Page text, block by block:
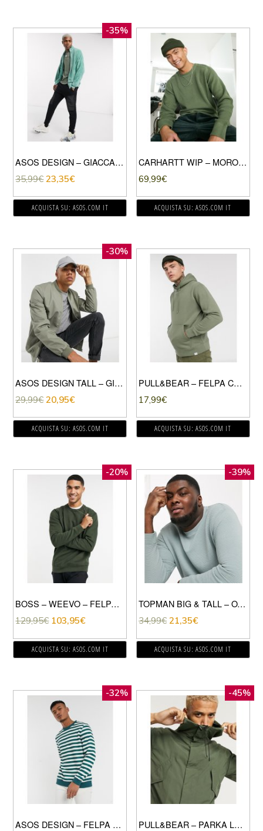
-35%
ASOS DESIGN – GIACCA SPORTIVA OVERSIZE IN PILE EFFETTO PELUCHE VERDE MEDIO
35,99€ 23,35€
ACQUISTA SU: ASOS.COM IT
CARHARTT WIP – MOROSS – FELPA VERDE DOLLARO
69,99€
ACQUISTA SU: ASOS.COM IT
-30%
ASOS DESIGN TALL – GIACCA BOMBER CON TASCHE MA1 KAKI CHIARO-VERDE
29,99€ 20,95€
ACQUISTA SU: ASOS.COM IT
PULL&BEAR – FELPA CON CAPPUCCIO KAKI-VERDE
17,99€
ACQUISTA SU: ASOS.COM IT
-20%
BOSS – WEEVO – FELPA KAKI CON LOGO A CONTRASTO-VERDE
129,95€ 103,95€
ACQUISTA SU: ASOS.COM IT
-39%
TOPMAN BIG & TALL – OTTOMAN – FELPA SALVIA-VERDE
34,99€ 21,35€
ACQUISTA SU: ASOS.COM IT
-32%
ASOS DESIGN – FELPA VERDE E BIANCA A RIGHE ORIZZONTALI
-45%
PULL&BEAR – PARKA LEGGERO KAKI-VERDE